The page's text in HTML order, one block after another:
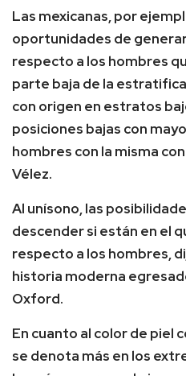
Las mexicanas, por
oportunidades de
respecto a los hombres
parte baja de la
con origen en estratos
posiciones bajas con
hombres con la misma
Vélez.
Al unísono, las
descender si están en el
respecto a los hombres,
historia moderna
Oxford.
En cuanto al color de piel
se denota más en los